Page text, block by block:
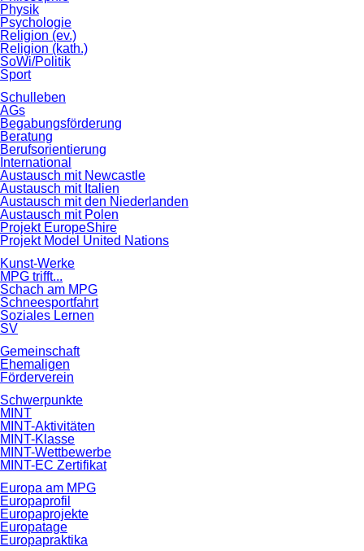
Physik
Psychologie
Religion (ev.)
Religion (kath.)
SoWi/Politik
Sport
Schulleben
AGs
Begabungsförderung
Beratung
Berufsorientierung
International
Austausch mit Newcastle
Austausch mit Italien
Austausch mit den Niederlanden
Austausch mit Polen
Projekt EuropeShire
Projekt Model United Nations
Kunst-Werke
MPG trifft...
Schach am MPG
Schneesportfahrt
Soziales Lernen
SV
Gemeinschaft
Ehemaligen
Förderverein
Schwerpunkte
MINT
MINT-Aktivitäten
MINT-Klasse
MINT-Wettbewerbe
MINT-EC Zertifikat
Europa am MPG
Europaprofil
Europaprojekte
Europatage
Europapraktika